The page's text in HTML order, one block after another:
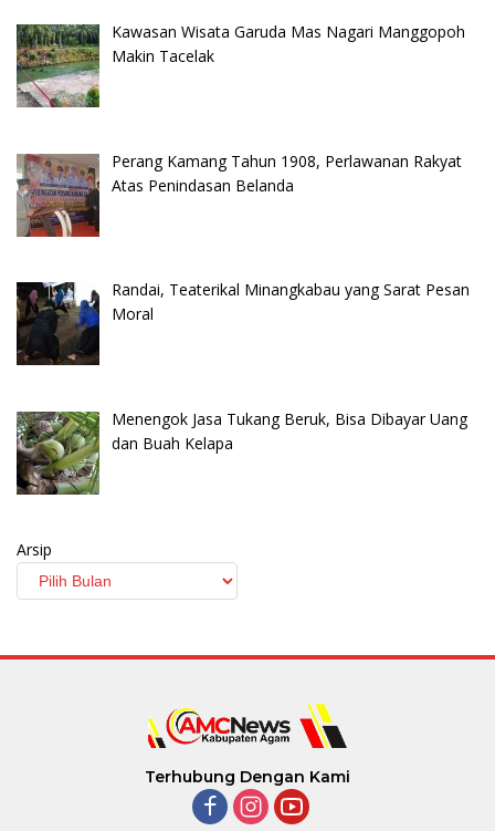
Kawasan Wisata Garuda Mas Nagari Manggopoh
Makin Tacelak
Perang Kamang Tahun 1908, Perlawanan Rakyat
Atas Penindasan Belanda
Randai, Teaterikal Minangkabau yang Sarat Pesan
Moral
Menengok Jasa Tukang Beruk, Bisa Dibayar Uang
dan Buah Kelapa
Arsip
Terhubung Dengan Kami